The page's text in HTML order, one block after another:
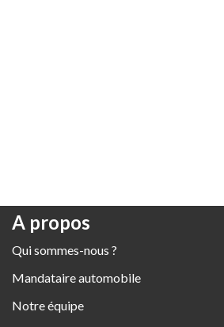
A propos
Qui sommes-nous ?
Mandataire automobile
Notre équipe